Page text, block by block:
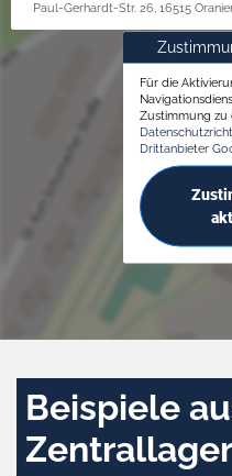
Paul-Gerhardt-Str. 26, 16515
Für die
Zustimmung zu
Drittanbieter
Beispiele
Zentrallager